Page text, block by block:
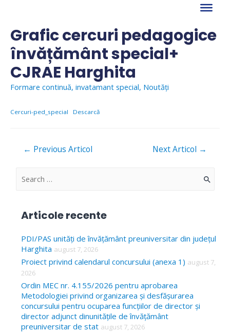
contentGrafic cercuri pedagogice
învățământ special+
CJRAE Harghita
Formare continuă, invatamant special, Noutăți
Cercuri-ped_special Descarcă
Navigare
← Previous Articol Next Articol →
S
c
h
f
o
r
Articole recente
PDI/PAS unități de învățământ preuniversitar din județul
Harghita august 7, 2026
Proiect privind calendarul concursului (anexa 1) august 7,
2026
Ordin MEC nr. 4.155/2026 pentru aprobarea
Metodologiei privind organizarea și desfășurarea
concursului pentru ocuparea funcțiilor de director și
director adjunct dinunitățile de învățământ
preuniversitar de stat august 7, 2026